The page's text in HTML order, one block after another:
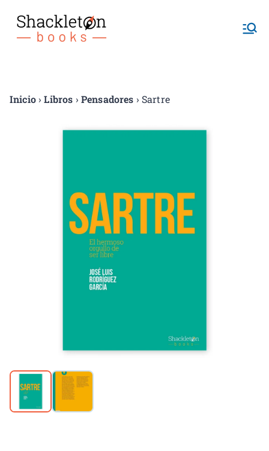
Shackletonb
Inicio›Libros › Pensadores › Sartre